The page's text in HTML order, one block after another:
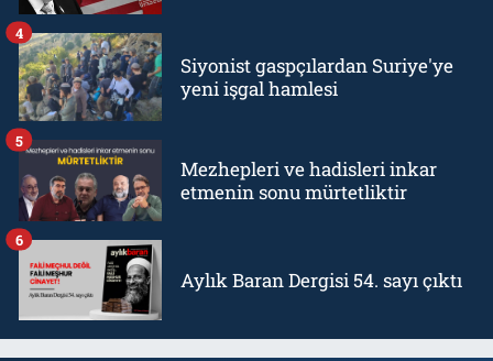
Siyonist gaspçılardan Suriye'ye
yeni işgal hamlesi
4
Mezhepleri ve hadisleri inkar
etmenin sonu mürtetliktir
5
Aylık Baran Dergisi 54. sayı çıktı
6